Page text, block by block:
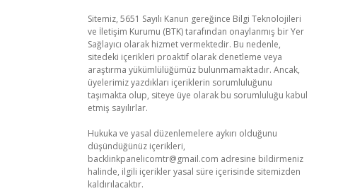
Sitemiz, 5651 Sayılı Kanun gereğince Bilgi Teknolojileri
ve İletişim Kurumu (BTK) tarafından onaylanmış bir Yer
Sağlayıcı olarak hizmet vermektedir. Bu nedenle,
sitedeki içerikleri proaktif olarak denetleme veya
araştırma yükümlülüğümüz bulunmamaktadır. Ancak,
üyelerimiz yazdıkları içeriklerin sorumluluğunu
taşımakta olup, siteye üye olarak bu sorumluluğu kabul
etmiş sayılırlar.
Hukuka ve yasal düzenlemelere aykırı olduğunu
düşündüğünüz içerikleri,
backlinkpanelicomtr@gmail.com adresine bildirmeniz
halinde, ilgili içerikler yasal süre içerisinde sitemizden
kaldırılacaktır.